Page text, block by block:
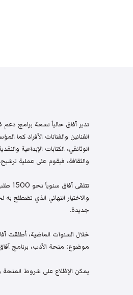
تدير آفاق حالياً تسعة برامج
الفنانين والفنانات الأفراد كما
الوثائقي، الكتابات الإبداعية
والثقافة، فيقوم على عملية
والاختيار النهائي الذي تضطلع
جديدة.
خلال السنوات الماضية، أطلقت
موضوع: منحة الأدب، برنامج آفاق
يمكن الإطّلاع على شروط المنحة